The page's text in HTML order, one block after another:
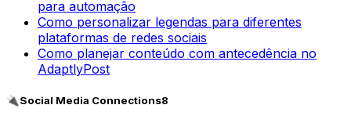
para automação
Como personalizar legendas para diferentes
plataformas de redes sociais
Como planejar conteúdo com antecedência no
AdaptlyPost
🔌Social Media Connections8